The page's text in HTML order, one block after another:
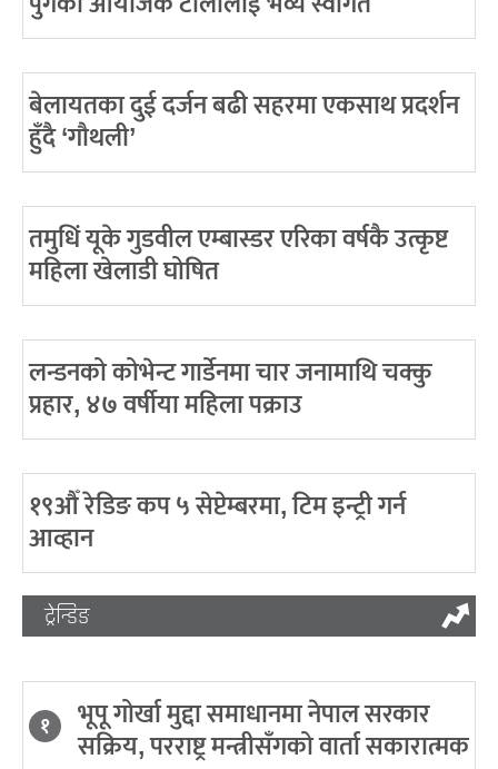
बेलायतका दुई दर्जन बढी सहरमा एकसाथ प्रदर्शन
हुँदै ‘गौथली’
तमुधिं यूके गुडवील एम्बास्डर एरिका वर्षकै उत्कृष्ट
महिला खेलाडी घोषित
लन्डनको कोभेन्ट गार्डेनमा चार जनामाथि चक्कु
प्रहार, ४७ वर्षीया महिला पक्राउ
१९औँ रेडिङ कप ५ सेप्टेम्बरमा, टिम इन्ट्री गर्न
आव्हान
ट्रेन्डिङ
१ भूपू गोर्खा मुद्दा समाधानमा नेपाल सरकार
सक्रिय, परराष्ट्र मन्त्रीसँगको वार्ता सकारात्मक